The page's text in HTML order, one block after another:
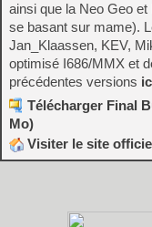
ainsi que la Neo Geo
se basant sur mame).
Jan_Klaassen, KEV,
optimisé I686/MMX et
précédentes versions
Télécharger Final
Mo)
Visiter le site